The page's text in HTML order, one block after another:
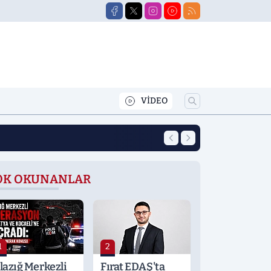
VİDEO
10:41 Otomobil Bir
OKUNANLAR
Merkezli
2
Fırat EDAŞ'ta